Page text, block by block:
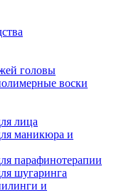
головы
воски
лица
маникюра и
парафинотерапии
шугаринга
и